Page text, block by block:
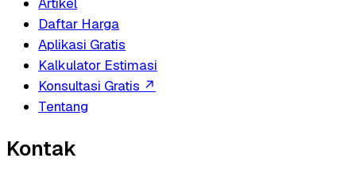
Daftar Harga
Aplikasi Gratis
Kalkulator Estimasi
Konsultasi Gratis ↗
Tentang
Kontak